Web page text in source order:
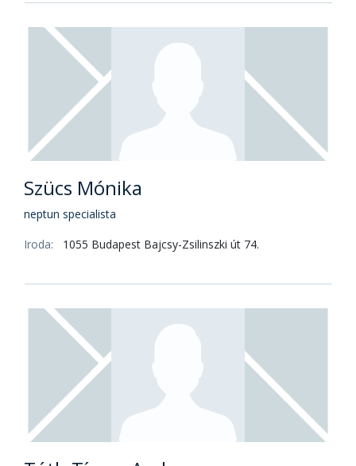
Szücs Mónika
neptun specialista
Iroda:
1055 Budapest Bajcsy-Zsilinszki út 74.